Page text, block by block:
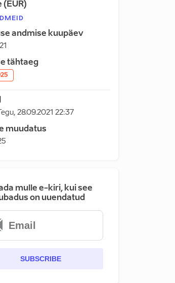
(EUR)
andmise kuupäev
tähtaeg
, 28.09.2021 22:37
muudatus
mulle e-kiri, kui see
on uuendatud
SUBSCRIBE